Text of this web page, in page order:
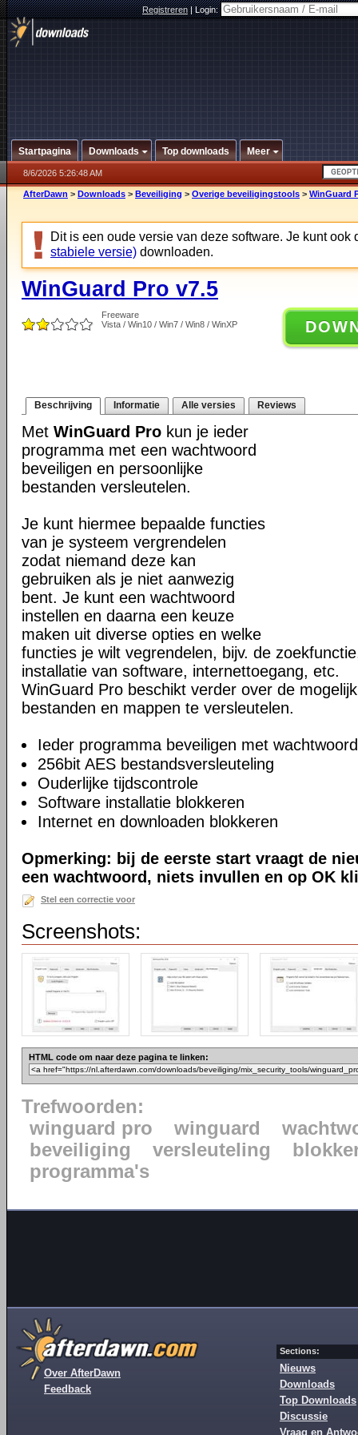
Registreren|Login:
Startpagina Downloads Top downloads Meer
8/6/2026 5:26:48 AM
AfterDawn > Downloads > Beveiliging > Overige beveiligingstools > WinGuard
Dit is een oude versie van deze software. Je kunt ook
stabiele versie) downloaden.
WinGuard Pro v7.5
Freeware
Vista / Win10 / Win7 / Win8 / WinXP
Beschrijving Informatie Alle versies Reviews
Met WinGuard Pro kun je ieder
programma met een wachtwoord
beveiligen en persoonlijke
bestanden versleutelen.
Je kunt hiermee bepaalde functies
van je systeem vergrendelen
zodat niemand deze kan
gebruiken als je niet aanwezig
bent. Je kunt een wachtwoord
instellen en daarna een keuze
maken uit diverse opties en welke
functies je wilt vegrendelen, bijv. de
installatie van software, internettoegang, etc.
WinGuard Pro beschikt verder over de
bestanden en mappen te versleutelen.
Ieder programma beveiligen met wachtwoord
256bit AES bestandsversleuteling
Ouderlijke tijdscontrole
Software installatie blokkeren
Internet en downloaden blokkeren
Opmerking: bij de eerste start vraagt de
een wachtwoord, niets invullen en op OK
Stel een correctie voor
Screenshots:
HTML code om naar deze pagina te linken:
Trefwoorden:
winguard pro
winguard
beveiliging
versleuteling
programma's
Over AfterDawn
Feedback
Sections:
Nieuws
Downloads
Top Downloads
Discussie
Vraag en